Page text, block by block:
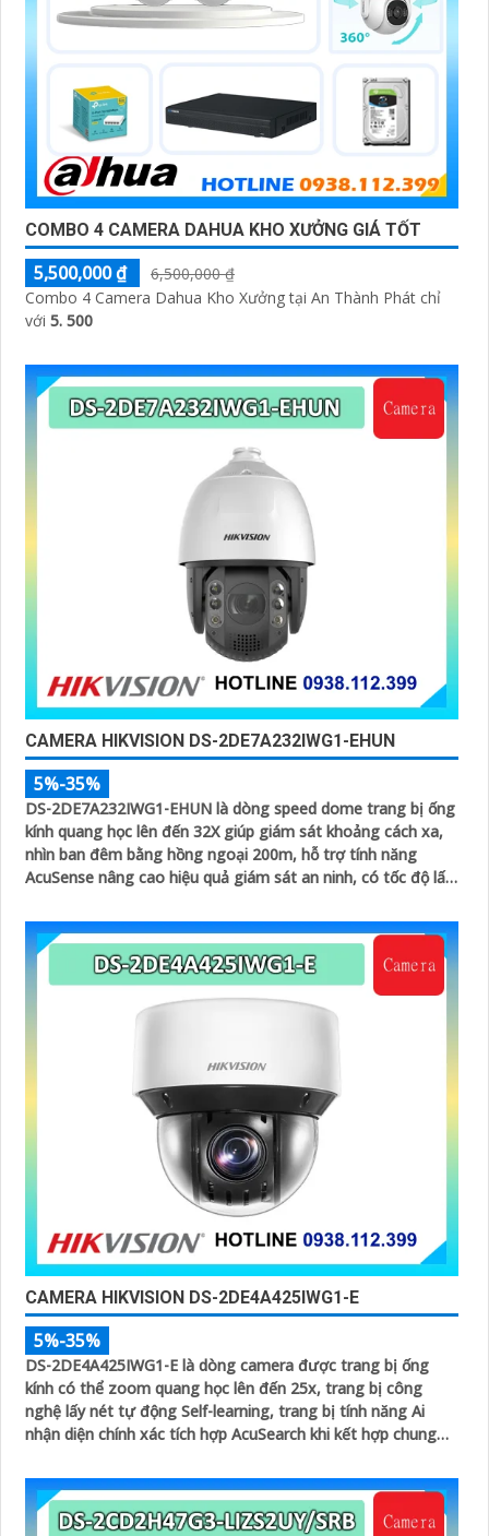
COMBO 4 CAMERA DAHUA KHO XƯỞNG GIÁ TỐT
5,500,000 ₫
6,500,000 ₫
Combo 4 Camera Dahua Kho Xưởng tại An Thành Phát chỉ
với 5. 500
CAMERA HIKVISION DS-2DE7A232IWG1-EHUN
5%-35%
DS-2DE7A232IWG1-EHUN là dòng speed dome trang bị ống
kính quang học lên đến 32X giúp giám sát khoảng cách xa,
nhìn ban đêm bằng hồng ngoại 200m, hỗ trợ tính năng
AcuSense nâng cao hiệu quả giám sát an ninh, có tốc độ lấy
CAMERA HIKVISION DS-2DE4A425IWG1-E
5%-35%
DS-2DE4A425IWG1-E là dòng camera được trang bị ống
kính có thể zoom quang học lên đến 25x, trang bị công
nghệ lấy nét tự động Self-learning, trang bị tính năng Ai
nhận diện chính xác tích hợp AcuSearch khi kết hợp chung